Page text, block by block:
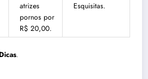
atrizes
pornos por
R$ 20,00.
Esquisitas.
.